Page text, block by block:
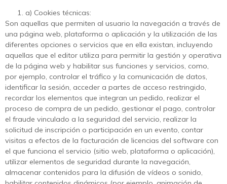
a) Cookies técnicas:
Son aquellas que permiten al usuario la navegación a través de
una página web, plataforma o aplicación y la utilización de las
diferentes opciones o servicios que en ella existan, incluyendo
aquellas que el editor utiliza para permitir la gestión y operativa
de la página web y habilitar sus funciones y servicios, como,
por ejemplo, controlar el tráfico y la comunicación de datos,
identificar la sesión, acceder a partes de acceso restringido,
recordar los elementos que integran un pedido, realizar el
proceso de compra de un pedido, gestionar el pago, controlar
el fraude vinculado a la seguridad del servicio, realizar la
solicitud de inscripción o participación en un evento, contar
visitas a efectos de la facturación de licencias del software con
el que funciona el servicio (sitio web, plataforma o aplicación),
utilizar elementos de seguridad durante la navegación,
almacenar contenidos para la difusión de vídeos o sonido,